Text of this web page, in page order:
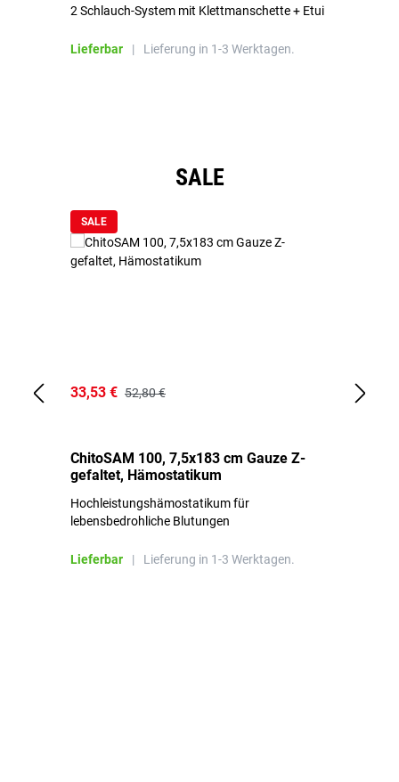
2 Schlauch-System mit Klettmanschette + Etui
Lieferbar | Lieferung in 1-3 Werktagen.
SALE
SALE
33,53 € 52,80 €
ChitoSAM 100, 7,5x183 cm Gauze Z-
gefaltet, Hämostatikum
Hochleistungshämostatikum für
lebensbedrohliche Blutungen
Lieferbar | Lieferung in 1-3 Werktagen.